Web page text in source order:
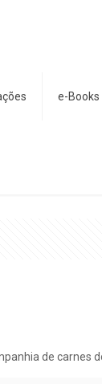
e-Books
de carnes